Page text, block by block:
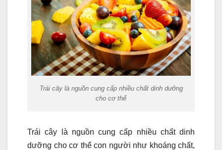
Trái cây là nguồn cung cấp nhiều chất dinh dưỡng
cho cơ thể
Trái cây là nguồn cung cấp nhiều chất dinh
dưỡng cho cơ thể con người như khoáng chất,